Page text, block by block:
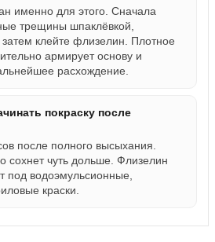
именно для этого. Сначала
трещины шпаклёвкой,
клейте флизелин. Плотное
армирует основу и
расхождение.
покраску после
после полного высыхания.
сохнет чуть дольше. Флизелин
под водоэмульсионные,
краски.